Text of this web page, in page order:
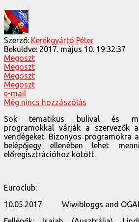
Szerző: Kerékgyártó Péter
Beküldve: 2017. május 10. 19:32:37
Megoszt
Megoszt
Megoszt
Megoszt
e-mail
Még nincs hozzászólás
Sok tematikus bulival és
programokkal várják a szervezők
vendégeket. Bizonyos programokra
belépőjegy ellenében lehet
előregisztrációhoz kötött.
Euroclub:
10.05.2017 Wiwibloggs and